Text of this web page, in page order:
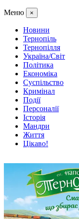
Меню ×
Новини
Тернопіль
Тернопілля
Україна/Світ
Політика
Економіка
Суспільство
Кримінал
Події
Персоналії
Історія
Мандри
Життя
Цікаво!